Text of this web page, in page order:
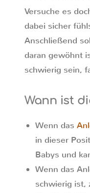
Versuche es
dabei sicher
Anschließend
daran gewöhnt
schwierig sein,
Wann ist
Wenn das
in dieser
Babys und
Wenn das
schwierig ist,